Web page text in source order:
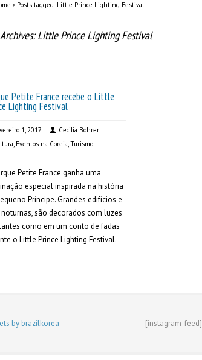
Posts tagged: Little Prince Lighting Festival
Archives: Little Prince Lighting Festival
Petite France recebe o Little
Lighting Festival
1, 2017
Cecilia Bohrer
, Eventos na Coreia,Turismo
Petite France ganha uma
especial inspirada na história
Príncipe. Grandes edifícios e
são decorados com luzes
como em um conto de fadas
o Little Prince Lighting Festival.
by brazilkorea [instagram-feed]